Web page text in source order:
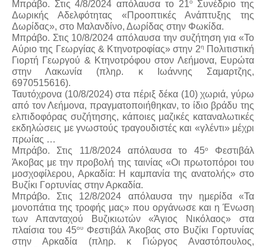
Μπράβο. Στις 4/8/2024 απόλαυσα το 21ο
Συνέδριο της
Δωρικής Αδελφότητας «Προοπτικές Ανάπτυξης της
Δωρίδας», στο Μαλανδίνο, Δωρίδας στην Φωκίδα.
Μπράβο. Στις 10/8/2024 απόλαυσα την συζήτηση για «Το
Αύριο της Γεωργίας & Κτηνοτροφίας» στην 2η
Πολιτιστική
Γιορτή Γεωργού & Κτηνοτρόφου στον Λεήμονα, Ευρώτα
στην Λακωνία (πληρ. κ Ιωάννης Σαμαρτζης,
6970515616).
Ταυτόχρονα (10/8/2024) στα πέριξ δέκα (10) χωριά, γύρω
από τον Λεήμονα, πραγματοποιήθηκαν, το ίδιο βράδυ της
ελπιδοφόρας συζήτησης, κάποιες μαζικές καταναλωτικές
εκδηλώσεις με γνωστούς τραγουδιστές και «γλέντι» μέχρι
πρωίας …
Μπράβο. Στις 11/8/2024 απόλαυσα το 45ο
Φεστιβάλ
Άκοβας με την προβολή της ταινίας «Οι πρωτοπόροι του
μοσχοφίλερου, Αρκαδία: Η καμπανία της ανατολής» στο
Βυζίκι Γορτυνίας στην Αρκαδία.
Μπράβο. Στις 12/8/2024 απόλαυσα την ημερίδα «Τα
μονοπάτια της τροφής μας» που οργάνωσε και η Ένωση
των Απανταχού Βυζικιωτών «Άγιος Νικόλαος» στα
πλαίσια του 45ου
Φεστιβάλ Άκοβας στο Βυζίκι Γορτυνίας
στην Αρκαδία (πληρ. κ Γιώργος Αναστόπουλος,